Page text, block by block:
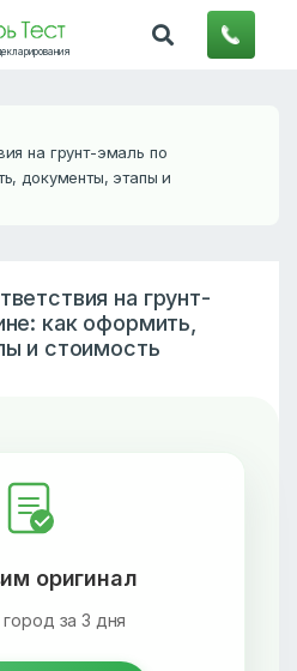
на грунт-эмаль по
документы, этапы и
на грунт-
как оформить,
и стоимость
оригинал
за 3 дня